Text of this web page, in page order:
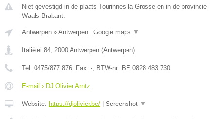
Niet gevestigd in de plaats Tourinnes la Grosse en in de provincie
Waals-Brabant.
Antwerpen » Antwerpen Google maps ▼
Italiëlei 84 2000 Antwerpen (Antwerpen)
Tel: 0475/877.876 , Fax: - , BTW-nr: BE 0828.483.730
E-mail › DJ Olivier Arntz
Website: https://djolivier.be/ Screenshot ▼